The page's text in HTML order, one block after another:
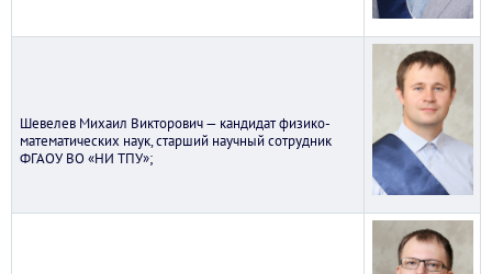
Шевелев Михаил Викторович — кандидат физико-
математических наук, старший научный сотрудник
ФГАОУ ВО «НИ ТПУ»;